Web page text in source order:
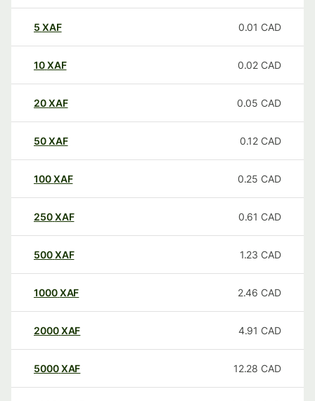
5 XAF 0.01 CAD
10XAF 0.02 CAD
20XAF 0.05 CAD
50XAF 0.12 CAD
100XAF 0.25 CAD
250XAF 0.61 CAD
500XAF 1.23 CAD
1000XAF 2.46 CAD
2000XAF 4.91 CAD
5000XAF 12.28 CAD